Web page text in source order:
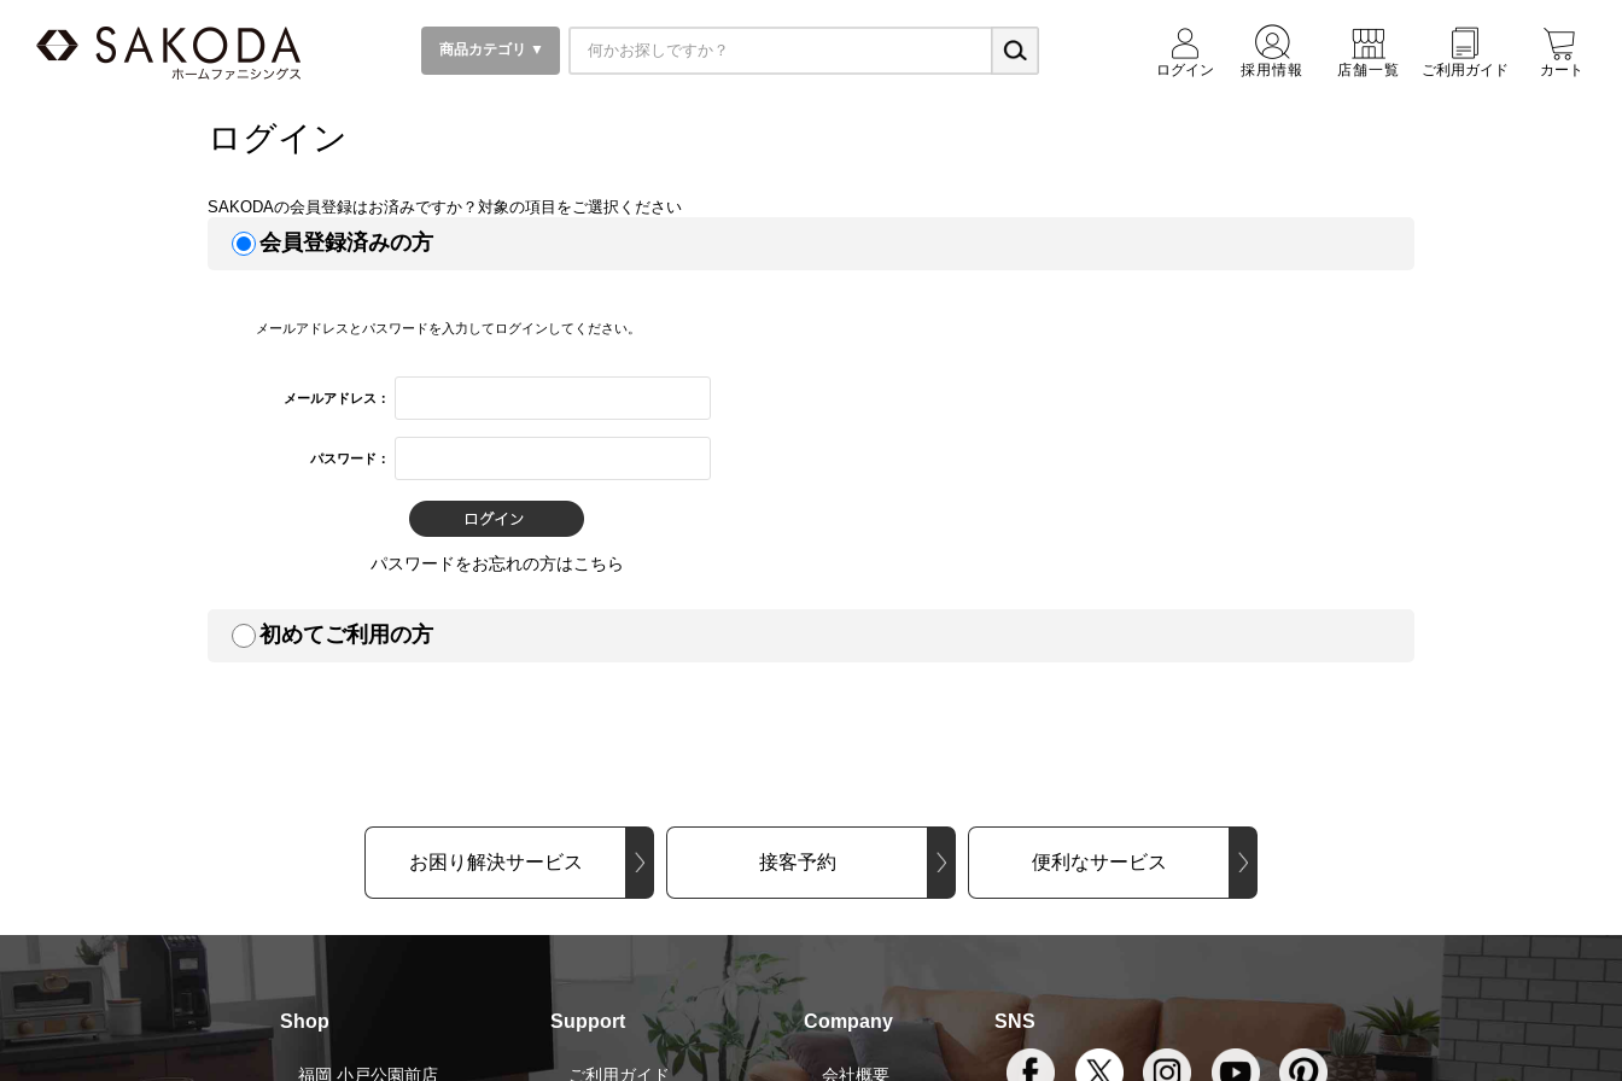
商品カテゴリ ▼
ログイン
採用情報 店舗一覧 ご利用ガイド カート
ログイン
SAKODAの会員登録はお済みですか？対象の項目をご選択ください
会員登録済みの方
メールアドレスとパスワードを入力してログインしてください。
メールアドレス：
パスワード：
パスワードをお忘れの方はこちら
初めてご利用の方
お困り解決サービス 接客予約 便利なサービス
Shop
福岡 小戸公園前店
Support
ご利用ガイド
Company
会社概要
SNS